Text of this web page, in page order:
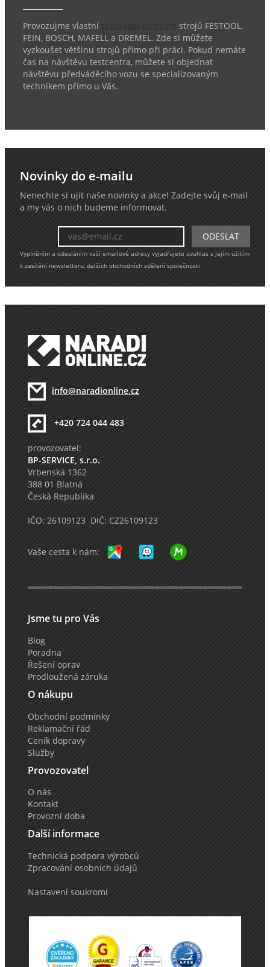
Provozujme vlastní
strojů FESTOOL,
FEIN, BOSCH, MAFELL a DREMEL. Zde si můžete
vyzkoušet většinu strojů přímo při práci. Pokud nemáte
čas na návštěvu testcentra, můžete si objednat
návštěvu předváděcího vozu se specializovaným
technikem přímo u Vás.
Novinky do e-mailu
Nenechte si ujít naše novinky a akce! Zadejte svůj e-mail
a my vás o nich budeme informovat.
Vyplněním a odesláním vaší emailové adresy vyjadřujete souhlas s jejím užitím
k zasílání newsletteru, dalších obchodních sdělení společnosti
info@naradionline.cz
+420 724 044 483
provozovatel:
BP-SERVICE, s.r.o.
Vrbenská 1362
388 01 Blatná
Česká Republika
IČO: 26109123 DIČ: CZ26109123
Vaše cesta k nám:
Jsme tu pro Vás
Blog
Poradna
Řešení oprav
Prodloužená záruka
O nákupu
Obchodní podmínky
Reklamační řád
Ceník dopravy
Služby
Provozovatel
O nás
Kontakt
Provozní doba
Další informace
Technická podpora výrobců
Zpracování osobních údajů
Nastavení soukromí